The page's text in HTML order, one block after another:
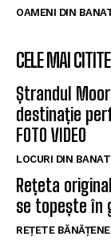
OAMENI DIN
CELE MAI CITITE
Ștrandul
destinație
FOTO VIDEO
LOCURI DIN BANAT
Rețeta
se topește în
REȚETE BĂNĂȚENE